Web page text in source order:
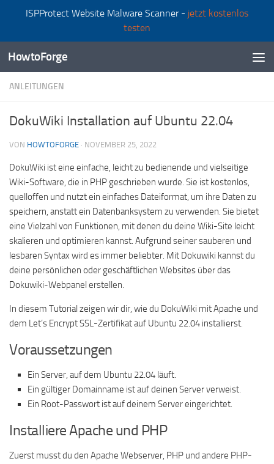
ISPProtect Website Malware Scanner - jetzt kostenlos
testen
Zum Inhalt springen
HowtoForge
ANLEITUNGEN
DokuWiki Installation auf Ubuntu 22.04
VON HOWTOFORGE · NOVEMBER 25, 2022
DokuWiki ist eine einfache, leicht zu bedienende und vielseitige
Wiki-Software, die in PHP geschrieben wurde. Sie ist kostenlos,
quelloffen und nutzt ein einfaches Dateiformat, um ihre Daten zu
speichern, anstatt ein Datenbanksystem zu verwenden. Sie bietet
eine Vielzahl von Funktionen, mit denen du deine Wiki-Site leicht
skalieren und optimieren kannst. Aufgrund seiner sauberen und
lesbaren Syntax wird es immer beliebter. Mit Dokuwiki kannst du
deine persönlichen oder geschäftlichen Websites über das
Dokuwiki-Webpanel erstellen.
In diesem Tutorial zeigen wir dir, wie du DokuWiki mit Apache und
dem Let’s Encrypt SSL-Zertifikat auf Ubuntu 22.04 installierst.
Voraussetzungen
Ein Server, auf dem Ubuntu 22.04 läuft.
Ein gültiger Domainname ist auf deinen Server verweist.
Ein Root-Passwort ist auf deinem Server eingerichtet.
Installiere Apache und PHP
Zuerst musst du den Apache Webserver, PHP und andere PHP-